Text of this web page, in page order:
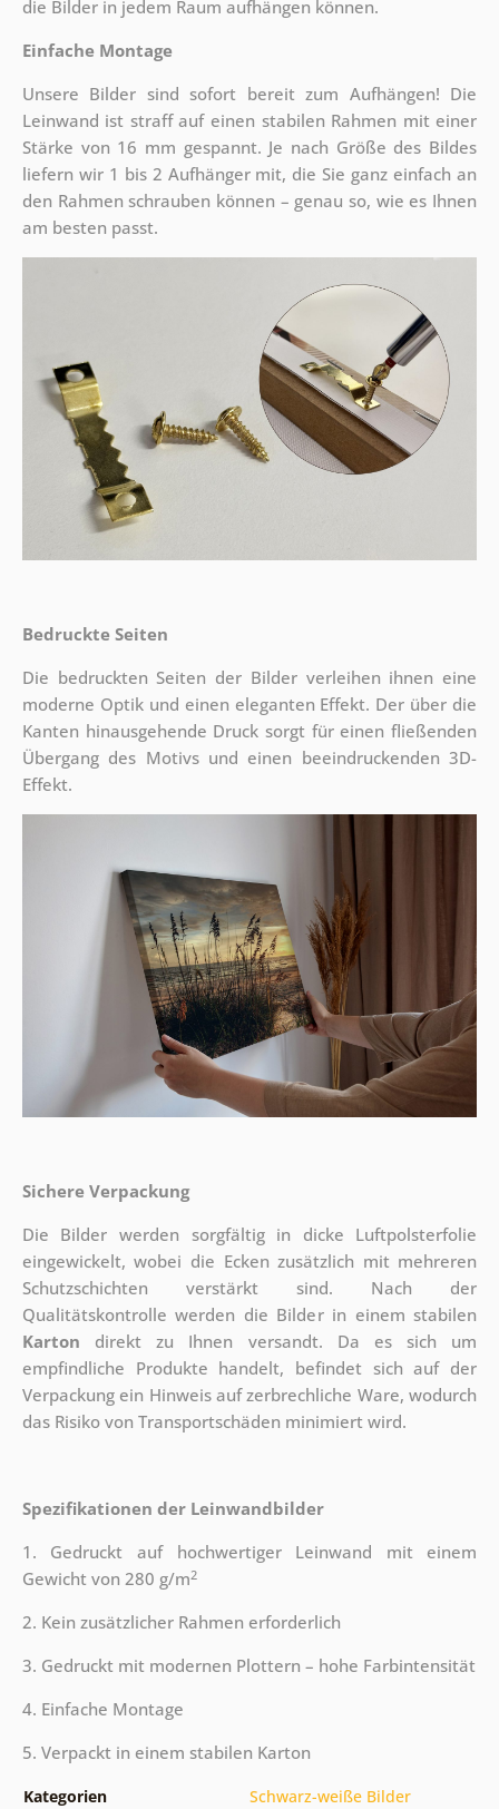
die Bilder in jedem Raum aufhängen können.
Einfache Montage
Unsere Bilder sind sofort bereit zum Aufhängen! Die
Leinwand ist straff auf einen stabilen Rahmen mit einer
Stärke von 16 mm gespannt. Je nach Größe des Bildes
liefern wir 1 bis 2 Aufhänger mit, die Sie ganz einfach an
den Rahmen schrauben können – genau so, wie es Ihnen
am besten passt.
Bedruckte Seiten
Die bedruckten Seiten der Bilder verleihen ihnen eine
moderne Optik und einen eleganten Effekt. Der über die
Kanten hinausgehende Druck sorgt für einen fließenden
Übergang des Motivs und einen beeindruckenden 3D-
Effekt.
Sichere Verpackung
Die Bilder werden sorgfältig in dicke Luftpolsterfolie
eingewickelt, wobei die Ecken zusätzlich mit mehreren
Schutzschichten verstärkt sind. Nach der
Qualitätskontrolle werden die Bilder in einem stabilen
Karton direkt zu Ihnen versandt. Da es sich um
empfindliche Produkte handelt, befindet sich auf der
Verpackung ein Hinweis auf zerbrechliche Ware, wodurch
das Risiko von Transportschäden minimiert wird.
Spezifikationen der Leinwandbilder
1. Gedruckt auf hochwertiger Leinwand mit einem
Gewicht von 280 g/m2
2. Kein zusätzlicher Rahmen erforderlich
3. Gedruckt mit modernen Plottern – hohe Farbintensität
4. Einfache Montage
5. Verpackt in einem stabilen Karton
Kategorien Schwarz-weiße Bilder